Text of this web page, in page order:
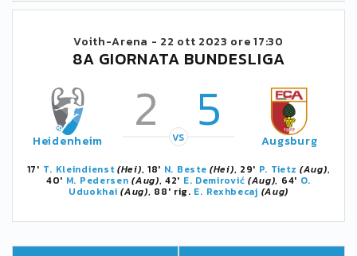
Voith-Arena - 22 ott 2023 ore 17:30
8A GIORNATA BUNDESLIGA
Heidenheim 2 5
VS Augsburg
17' T. Kleindienst (Hei), 18' N. Beste (Hei), 29' P. Tietz (Aug),
40' M. Pedersen (Aug), 42' E. Demirović (Aug), 64' O.
Uduokhai (Aug), 88' rig. E. Rexhbecaj (Aug)